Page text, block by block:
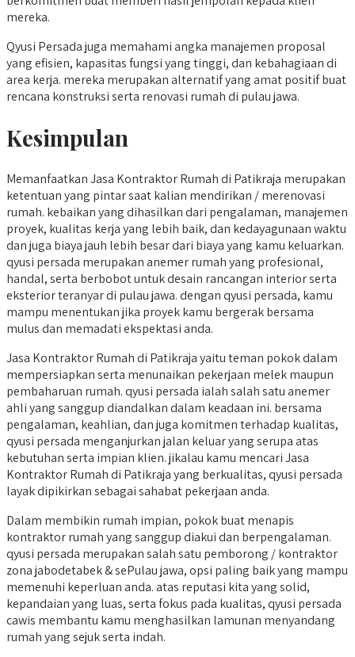
mereka.
Qyusi Persada juga memahami angka manajemen proposal
yang efisien, kapasitas fungsi yang tinggi, dan kebahagiaan di
area kerja. mereka merupakan alternatif yang amat positif buat
rencana konstruksi serta renovasi rumah di pulau jawa.
Kesimpulan
Memanfaatkan Jasa Kontraktor Rumah di Patikraja merupakan
ketentuan yang pintar saat kalian mendirikan / merenovasi
rumah. kebaikan yang dihasilkan dari pengalaman, manajemen
proyek, kualitas kerja yang lebih baik, dan kedayagunaan waktu
dan juga biaya jauh lebih besar dari biaya yang kamu keluarkan.
qyusi persada merupakan anemer rumah yang profesional,
handal, serta berbobot untuk desain rancangan interior serta
eksterior teranyar di pulau jawa. dengan qyusi persada, kamu
mampu menentukan jika proyek kamu bergerak bersama
mulus dan memadati ekspektasi anda.
Jasa Kontraktor Rumah di Patikraja yaitu teman pokok dalam
mempersiapkan serta menunaikan pekerjaan melek maupun
pembaharuan rumah. qyusi persada ialah salah satu anemer
ahli yang sanggup diandalkan dalam keadaan ini. bersama
pengalaman, keahlian, dan juga komitmen terhadap kualitas,
qyusi persada menganjurkan jalan keluar yang serupa atas
kebutuhan serta impian klien. jikalau kamu mencari Jasa
Kontraktor Rumah di Patikraja yang berkualitas, qyusi persada
layak dipikirkan sebagai sahabat pekerjaan anda.
Dalam membikin rumah impian, pokok buat menapis
kontraktor rumah yang sanggup diakui dan berpengalaman.
qyusi persada merupakan salah satu pemborong / kontraktor
zona jabodetabek & sePulau jawa, opsi paling baik yang mampu
memenuhi keperluan anda. atas reputasi kita yang solid,
kepandaian yang luas, serta fokus pada kualitas, qyusi persada
cawis membantu kamu menghasilkan lamunan menyandang
rumah yang sejuk serta indah.